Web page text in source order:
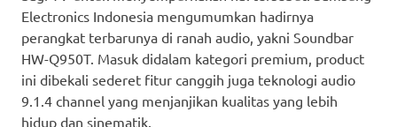
Electronics Indonesia mengumumkan hadirnya
perangkat terbarunya di ranah audio, yakni Soundbar
HW-Q950T. Masuk didalam kategori premium, product
ini dibekali sederet fitur canggih juga teknologi audio
9.1.4 channel yang menjanjikan kualitas yang lebih
hidup dan sinematik.